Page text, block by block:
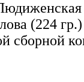
(224
сборной